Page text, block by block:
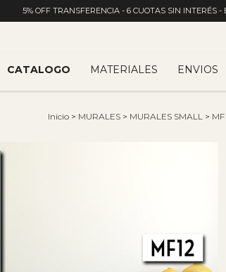
5% OFF TRANSFERENCIA - 6 CUOTAS SIN INTERÉS
CATALOGO MATERIALES ENVIOS
Inicio > MURALES > MURALES SMALL >